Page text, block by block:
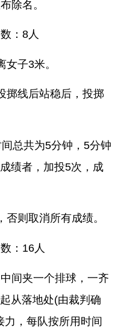
除名。
：8人
子3米。
掷线后站稳后，投掷
总共为5分钟，5分钟
绩者，加投5次，成
则取消所有成绩。
：16人
间夹一个排球，一齐
从落地处(由裁判确
力，每队按所用时间